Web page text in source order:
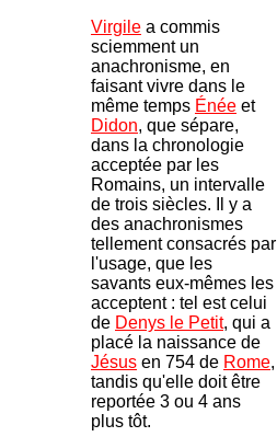
Virgile a commis
sciemment un
anachronisme, en
faisant vivre dans le
même temps Énée et
Didon, que sépare,
dans la chronologie
acceptée par les
Romains, un intervalle
de trois siècles. Il y a
des anachronismes
tellement consacrés par
l'usage, que les
savants eux-mêmes les
acceptent : tel est celui
de Denys le Petit, qui a
placé la naissance de
Jésus en 754 de Rome,
tandis qu'elle doit être
reportée 3 ou 4 ans
plus tôt.